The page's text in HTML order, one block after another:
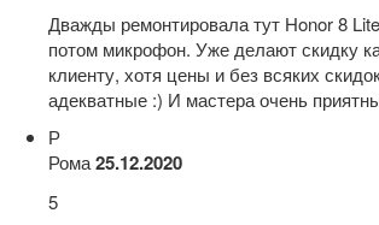
Дважды ремонтировала тут Honor 8
потом микрофон. Уже делают скидку
клиенту, хотя цены и без всяких
адекватные :) И мастера очень
Р
Рома25.12.2020
5